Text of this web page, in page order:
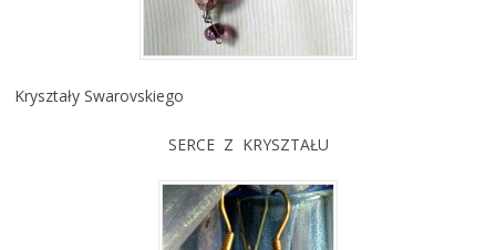
Kryształy Swarovskiego
SERCE Z KRYSZTAŁU